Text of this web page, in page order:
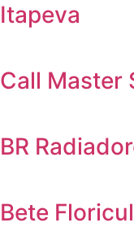
Itapeva
Call Master
BR
Bete